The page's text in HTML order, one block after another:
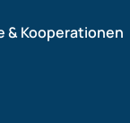
& Kooperationen